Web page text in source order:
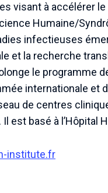
visant à accélérer
Humaine/
infectieuses
et la recherche
le programme
internationale et
de centres
est basé à l’Hôpital
institute.fr